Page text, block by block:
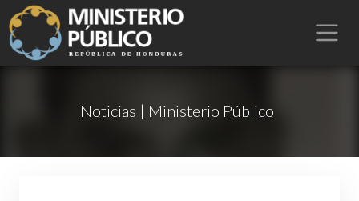
Noticias | Ministerio Público